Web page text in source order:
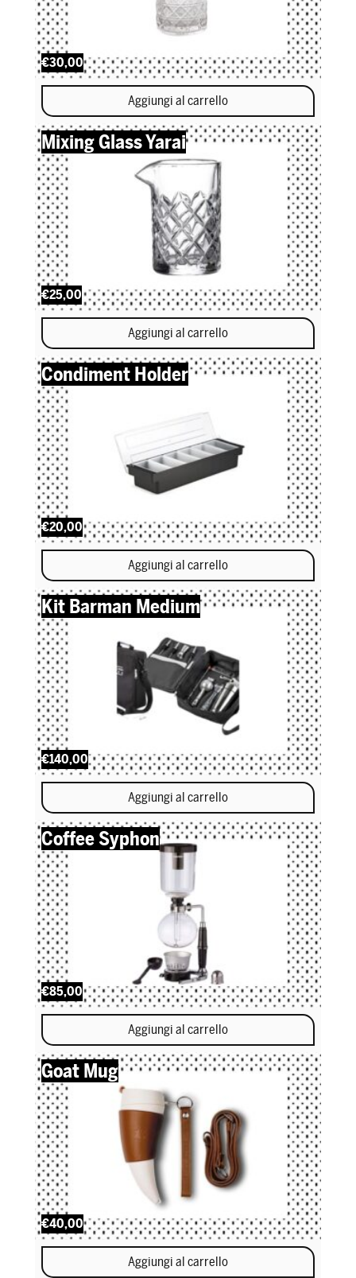
€30,00
Aggiungi al carrello
Mixing Glass Yarai
€25,00
Aggiungi al carrello
Condiment Holder
€20,00
Aggiungi al carrello
Kit Barman Medium
€140,00
Aggiungi al carrello
Coffee Syphon
€85,00
Aggiungi al carrello
Goat Mug
€40,00
Aggiungi al carrello